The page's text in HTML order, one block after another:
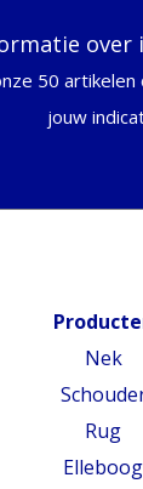
over
50
jouw
Nek
Rug
Elleboog